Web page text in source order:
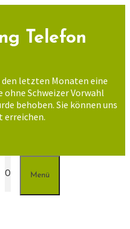
Telefon
letzten Monaten eine
Schweizer Vorwahl
behoben. Sie können uns
erreichen.
0 Menü